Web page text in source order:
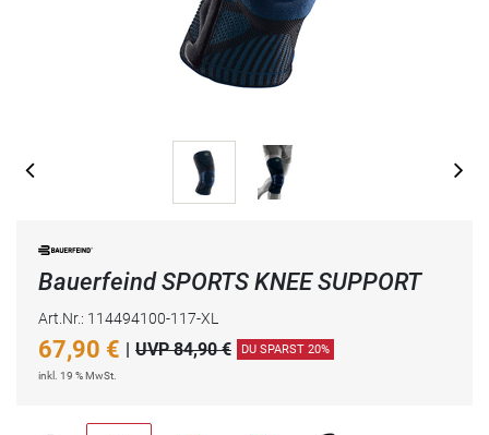
Bauerfeind SPORTS KNEE SUPPORT
Art.Nr.: 114494100-117-XL
67,90 € | UVP 84,90 € DU SPARST 20%
inkl. 19 % MwSt.